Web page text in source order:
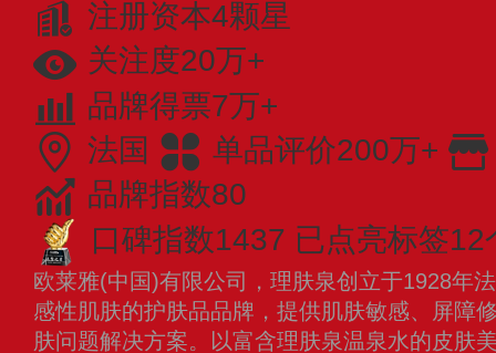
注册资本4颗星
关注度20万+
品牌得票7万+
法国
单品评价200万+
品牌指数80
口碑指数1437 已点亮标签12
欧莱雅(中国)有限公司，理肤泉创立于1928年
感性肌肤的护肤品品牌，提供肌肤敏感、屏障
肤问题解决方案。以富含理肤泉温泉水的皮肤